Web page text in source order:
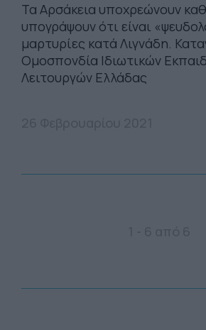
Τα Αρσάκεια υποχρεώνουν
υπογράψουν ότι είναι
μαρτυρίες κατά Λιγνάδη.
Ομοσπονδία Ιδιωτικών
Λειτουργών Ελλάδας